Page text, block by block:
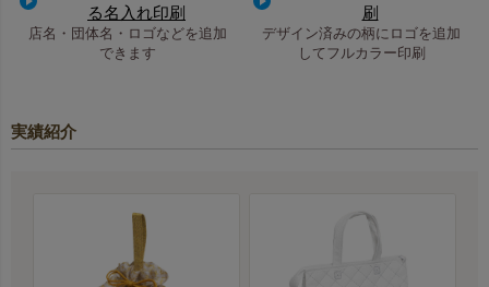
る名入れ印刷
店名・団体名・ロゴなどを追加
できます
刷
デザイン済みの柄にロゴを追加
してフルカラー印刷
実績紹介